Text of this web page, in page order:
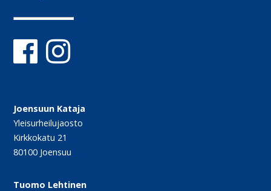
Joensuun Kataja
Yleisurheilujaosto
Kirkkokatu 21
80100 Joensuu
Tuomo Lehtinen